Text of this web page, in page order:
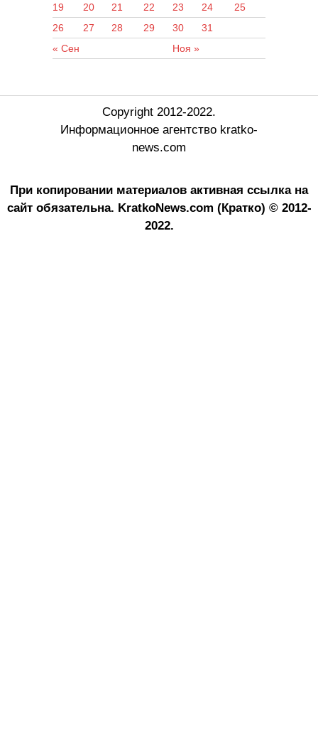
« Сен Ноя »
19
20 21 22 23 24
25
26
27 28 29 30 31
Copyright 2012-2022.
Информационное агентство kratko-
news.com
При копировании материалов активная ссылка на
сайт обязательна. KratkoNews.com (Кратко) © 2012-
2022.